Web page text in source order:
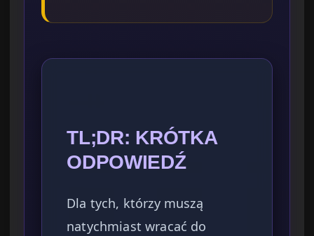
TL;DR: KRÓTKA
ODPOWIEDŹ
Dla tych, którzy muszą
natychmiast wracać do